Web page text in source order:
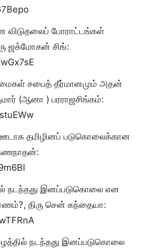
விடுதலைப் போராட்டங்கள்
ஜக்மோகன் சிங்:
சபைத் தீர்மானமும் அதன்
(ஆனா ) பரராஜசிங்கம்:
தமிழினப் படுகொலைக்கான
கணநாதன்:
நடந்தது இனப்படுகொலை என
திரு சென் கந்தையா:
நடந்தது இனப்படுகொலை